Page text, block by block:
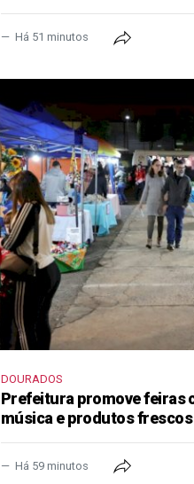
Há 51 minutos
DOURADOS
Prefeitura promove feiras
música e produtos
Há 59 minutos